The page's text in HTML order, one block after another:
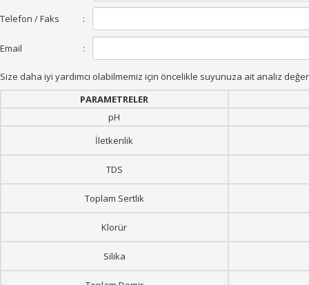
Telefon / Faks :
Email :
Size daha iyi yardımcı olabilmemiz için öncelikle suyunuza ait analiz
PARAMETRELER
pH
İletkenlik
TDS
Toplam Sertlik
Klorür
Silika